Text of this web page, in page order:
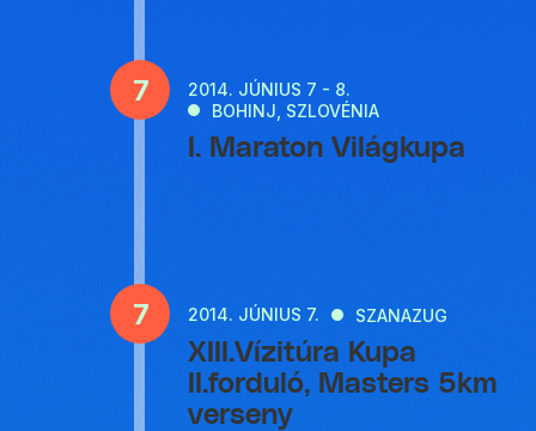
7 2014. JÚNIUS 7 - 8.
BOHINJ, SZLOVÉNIA
I. Maraton Világkupa
7 2014. JÚNIUS 7. SZANAZUG
XIII.Vízitúra Kupa
II.forduló, Masters 5km
verseny